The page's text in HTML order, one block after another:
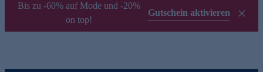
Bis zu -60% auf Mode und -20%
on top!
Gutschein aktivieren